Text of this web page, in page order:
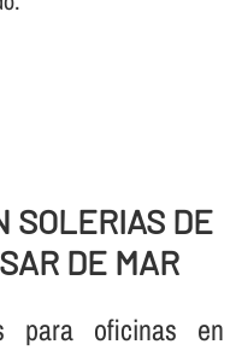
SOLERIAS DE
DE MAR
para oficinas en